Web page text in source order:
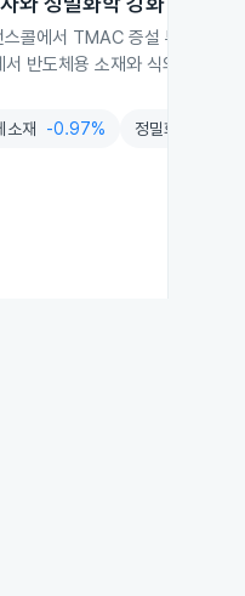
콜에서 TMAC 증설 투자를 추
반도체용 소재와 식의약용 고
소재 -0.97% 정밀화학